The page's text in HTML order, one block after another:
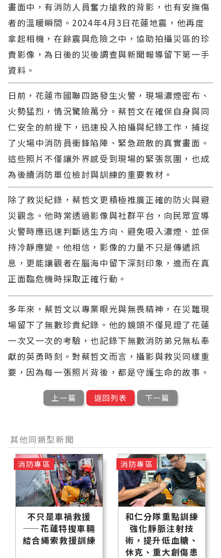
畫面中，有消防人員奮力搶救的背影，也有安撫傷
者的溫暖瞬間。2024年4月3日花蓮地震，他再度
拿起相機，在餘震與危險之中，協助拍攝災區的珍
貴影像，為日後的災後調查與新聞報導留下第一手
資料。
日前，花蓮市國聯四路發生火警，現場濃煙密布、
火勢猛烈，情況驚險萬分。蔡哲文在確保自身與同
仁安全的前提下，迅速投入拍攝與紀錄工作，捕捉
了火場中消防員衝鋒陷陣、緊急疏散的真實畫面。
這些照片不僅讓外界感受到現場的緊張氛圍，也成
為後續消防單位檢討與訓練的重要教材。
除了救災紀錄，蔡哲文更積極推廣正確的防火與避
災觀念。他時常透過影像與社群平台，向民眾宣導
火警時應迅速判斷逃生方向、避免吸入濃煙、並保
持冷靜應變。他相信，影像的力量不只是傳遞訊
息，更能讓觀者在腦海中留下深刻印象，進而在真
正面臨危機時採取正確行動。
多年來，蔡哲文以專業眼光與無畏精神，在災難現
場留下了無數珍貴紀錄。他的鏡頭不僅見證了花蓮
一次又一次的考驗，也記錄下無數消防弟兄無私奉
獻的英勇時刻。對蔡哲文而言，攝影與救災同樣重
要，因為每一張照片背後，都是守護生命的故事。
上一篇 返回列表 下一篇
其他同類型新聞
不只是車禍救援
——花蓮特搜車輛
結合繩索救援訓練
消防專區
和仁分隊重點訓練
強化靜脈注射技
術，提升低血糖、
休克、重大創傷患
消防專區